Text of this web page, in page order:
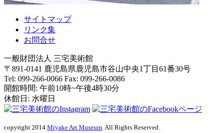
サイトマップ
リンク集
お問合せ
一般財団法人 三宅美術館
〒891-0141 鹿児島県鹿児島市谷山中央1丁目61番30号
Tel: 099-266-0066 Fax: 099-266-0086
開館時間: 午前10時~午後4時30分
休館日: 水曜日
copyright 2014 Miyake Art Museum . All Rights Reserved.